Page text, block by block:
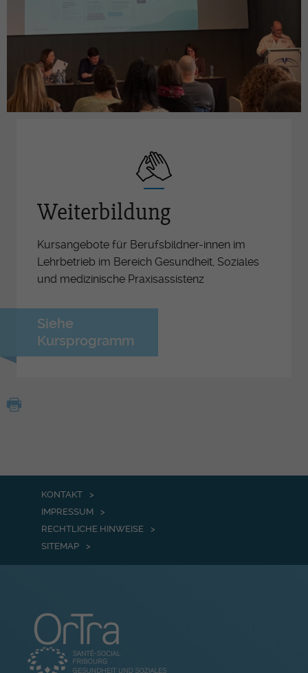
Weiterbildung
Kursangebote für Berufsbildner-innen im
Lehrbetrieb im Bereich Gesundheit, Soziales
und medizinische Praxisassistenz
Siehe
Kursprogramm
KONTAKT
IMPRESSUM
RECHTLICHE HINWEISE
SITEMAP